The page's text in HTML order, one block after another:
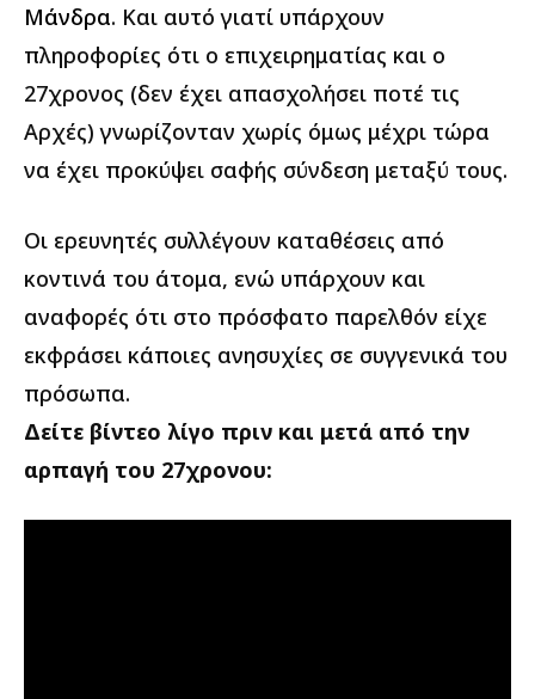
Μάνδρα. Και αυτό γιατί υπάρχουν
πληροφορίες ότι ο επιχειρηματίας και ο
27χρονος (δεν έχει απασχολήσει ποτέ τις
Αρχές) γνωρίζονταν χωρίς όμως μέχρι τώρα
να έχει προκύψει σαφής σύνδεση μεταξύ τους.
Οι ερευνητές συλλέγουν καταθέσεις από
κοντινά του άτομα, ενώ υπάρχουν και
αναφορές ότι στο πρόσφατο παρελθόν είχε
εκφράσει κάποιες ανησυχίες σε συγγενικά του
πρόσωπα.
Δείτε βίντεο λίγο πριν και μετά από την
αρπαγή του 27χρονου: